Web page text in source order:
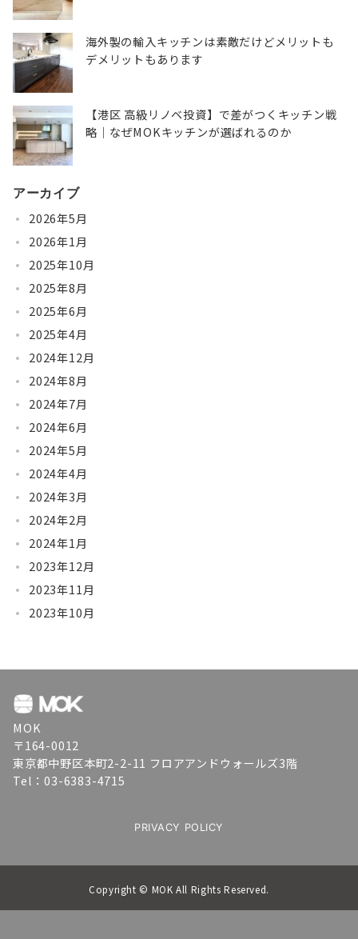
海外製の輸入キッチンは素敵だけどメリットも
デメリットもあります
【港区 高級リノベ投資】で差がつくキッチン戦
略｜なぜMOKキッチンが選ばれるのか
アーカイブ
2026年5月
2026年1月
2025年10月
2025年8月
2025年6月
2025年4月
2024年12月
2024年8月
2024年7月
2024年6月
2024年5月
2024年4月
2024年3月
2024年2月
2024年1月
2023年12月
2023年11月
2023年10月
MOK
〒164-0012
東京都中野区本町2-2-11 フロアアンドウォールズ3階
Tel：03-6383-4715
PRIVACY POLICY
Copyright © MOK All Rights Reserved.